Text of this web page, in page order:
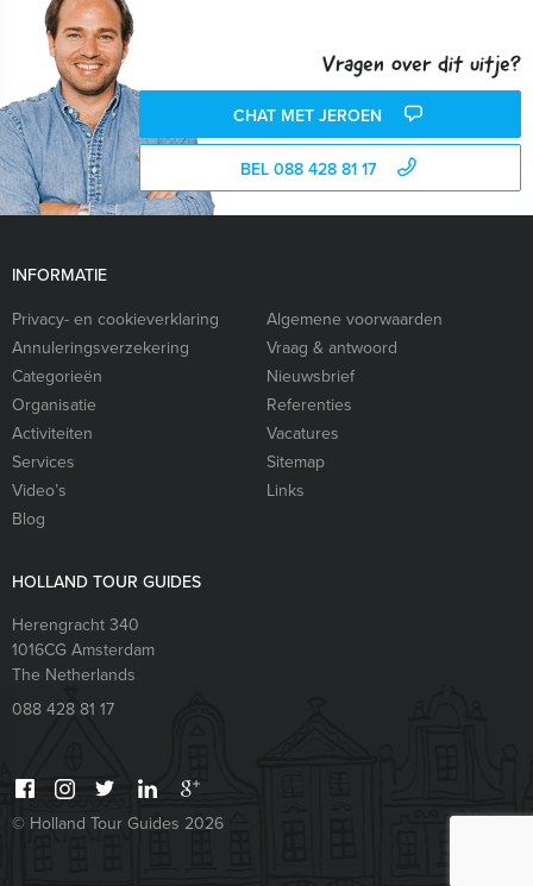
Vragen over dit uitje?
CHAT MET JEROEN
BEL 088 428 81 17
INFORMATIE
Privacy- en cookieverklaring
Algemene voorwaarden
Annuleringsverzekering
Vraag & antwoord
Categorieën
Nieuwsbrief
Organisatie
Referenties
Activiteiten
Vacatures
Services
Sitemap
Video’s
Links
Blog
HOLLAND TOUR GUIDES
Herengracht 340
1016CG Amsterdam
The Netherlands
088 428 81 17
© Holland Tour Guides 2026